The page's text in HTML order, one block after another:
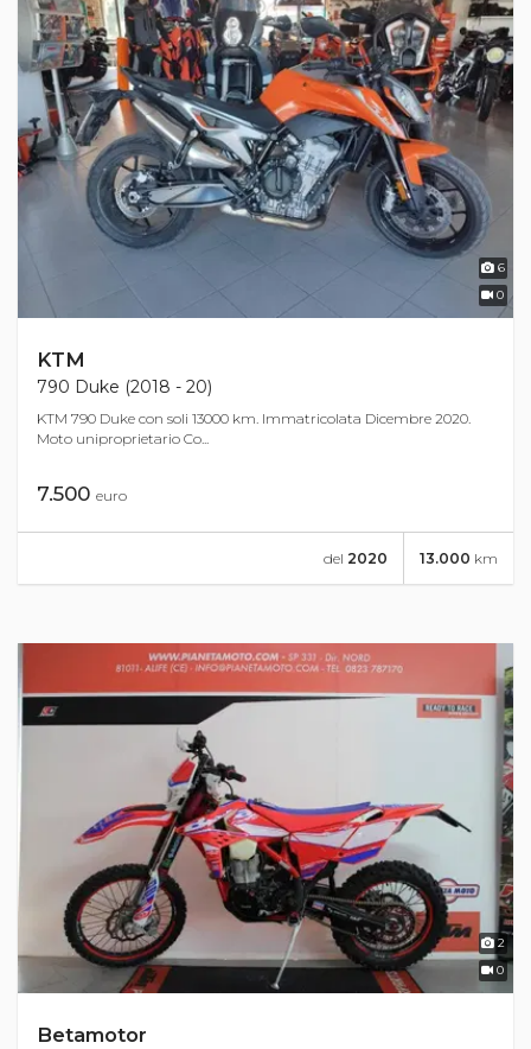
6
0
KTM
790 Duke (2018 - 20)
KTM 790 Duke con soli 13000 km. Immatricolata Dicembre 2020.
Moto uniproprietario Co...
7.500 euro
13.000 km
del 2020
2
0
Betamotor